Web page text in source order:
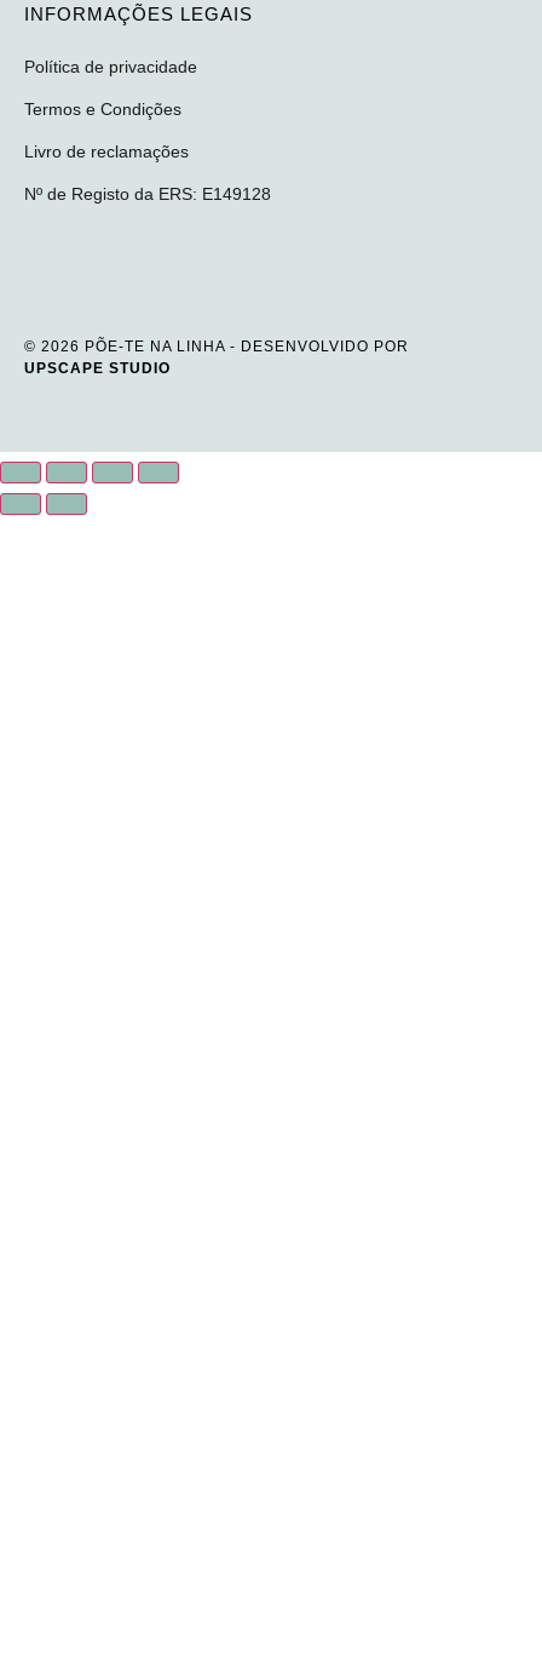
INFORMAÇÕES LEGAIS
Política de privacidade
Termos e Condições
Livro de reclamações
Nº de Registo da ERS: E149128
© 2026 PÕE-TE NA LINHA - DESENVOLVIDO POR
UPSCAPE STUDIO